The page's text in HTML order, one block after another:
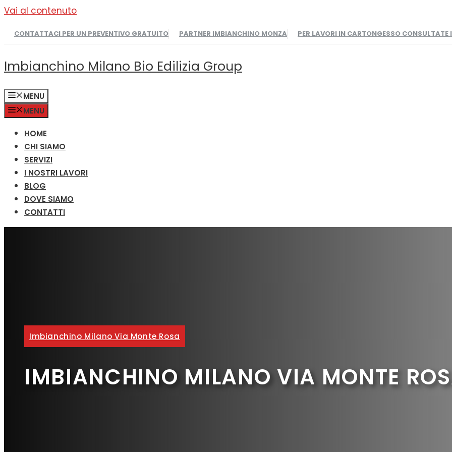
Vai al contenuto
CONTATTACI PER UN PREVENTIVO GRATUITO PARTNER IMBIANCHINO MONZA PER LAVORI IN CARTONGESSO
Imbianchino Milano Bio Edilizia Group
MENU
MENU
HOME
CHI SIAMO
SERVIZI
I NOSTRI LAVORI
BLOG
DOVE SIAMO
CONTATTI
Imbianchino Milano Via Monte Rosa
IMBIANCHINO MILANO VIA MONTE